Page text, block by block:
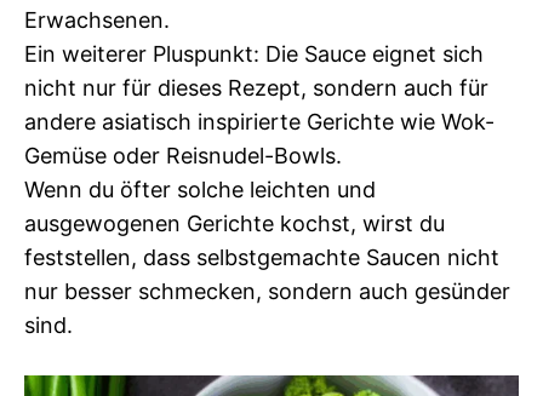
Erwachsenen.
Ein weiterer Pluspunkt: Die Sauce eignet sich
nicht nur für dieses Rezept, sondern auch für
andere asiatisch inspirierte Gerichte wie Wok-
Gemüse oder Reisnudel-Bowls.
Wenn du öfter solche leichten und
ausgewogenen Gerichte kochst, wirst du
feststellen, dass selbstgemachte Saucen nicht
nur besser schmecken, sondern auch gesünder
sind.